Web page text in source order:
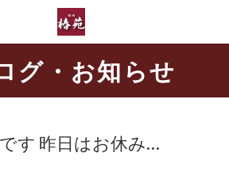
グ・お知らせ
す 昨日はお休み…